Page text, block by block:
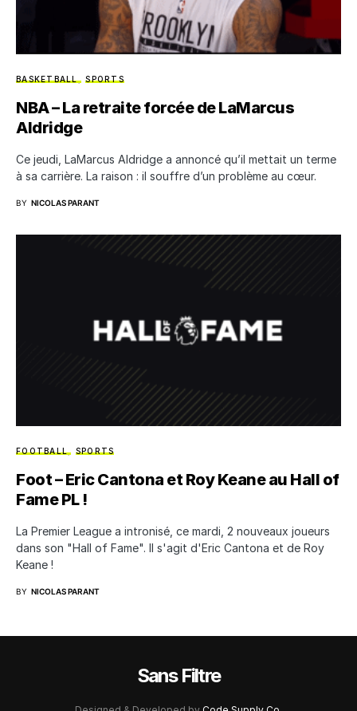
BASKETBALL SPORTS
NBA – La retraite forcée de LaMarcus
Aldridge
Ce jeudi, LaMarcus Aldridge a annoncé qu’il mettait un terme
à sa carrière. La raison : il souffre d’un problème au cœur.
BY NICOLAS PARANT
FOOTBALL SPORTS
Foot – Eric Cantona et Roy Keane au Hall of
Fame PL !
La Premier League a intronisé, ce mardi, 2 nouveaux joueurs
dans son "Hall of Fame". Il s'agit d'Eric Cantona et de Roy
Keane !
BY NICOLAS PARANT
Sans Filtre